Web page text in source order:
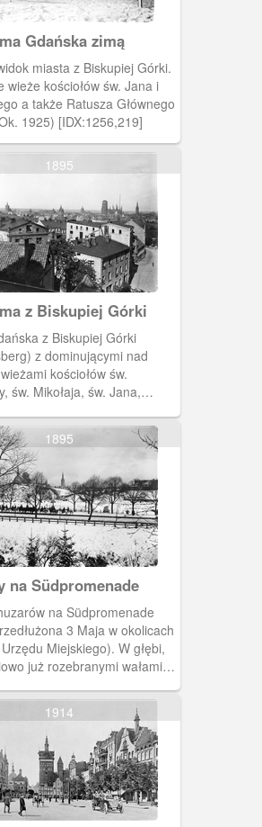
Gdańska zimą
miasta z Biskupiej Górki.
wieże kościołów św. Jana i
a także Ratusza Głównego
1925) [IDX:1256,219]
1895
z Biskupiej Górki
z Biskupiej Górki
z dominującymi nad
kościołów św.
św. Mikołaja, św. Jana,
1895
na Südpromenade
na Südpromenade
3 Maja w okolicach
Miejskiego). W głębi,
już rozebranymi wałami
Miasta i zarys kościoła św.
z wału nad Kanałem
1895) [IDX:1287,231]
1914